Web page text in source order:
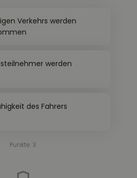
Verkehrs werden
werden
des Fahrers
Punkte: 3